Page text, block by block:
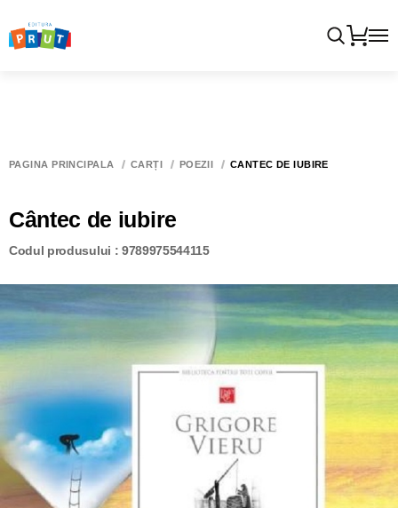
PAGINA PRINCIPALĂ CĂRȚI POEZII CÂNTEC DE IUBIRE
Cântec de iubire
Codul produsului : 9789975544115